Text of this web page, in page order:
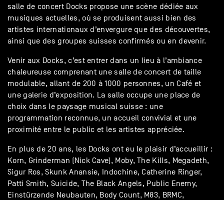
salle de concert Docks propose une scène dédiée aux
musiques actuelles, où se produisent aussi bien des
artistes internationaux d’envergure que des découvertes,
ainsi que des groupes suisses confirmés ou en devenir.
Venir aux Docks, c’est entrer dans un lieu à l’ambiance
chaleureuse comprenant une salle de concert de taille
modulable, allant de 200 à 1000 personnes, un Café et
une galerie d’exposition. La salle occupe une place de
choix dans le paysage musical suisse : une
programmation reconnue, un accueil convivial et une
proximité entre le public et les artistes appréciée.
En plus de 20 ans, les Docks ont eu le plaisir d’accueillir :
Korn, Grinderman (Nick Cave), Moby, The Kills, Megadeth,
Sigur Ros, Skunk Anansie, Indochine, Catherine Ringer,
Patti Smith, Suicide, The Black Angels, Public Enemy,
Einstürzende Neubauten, Body Count, M83, BRMC,